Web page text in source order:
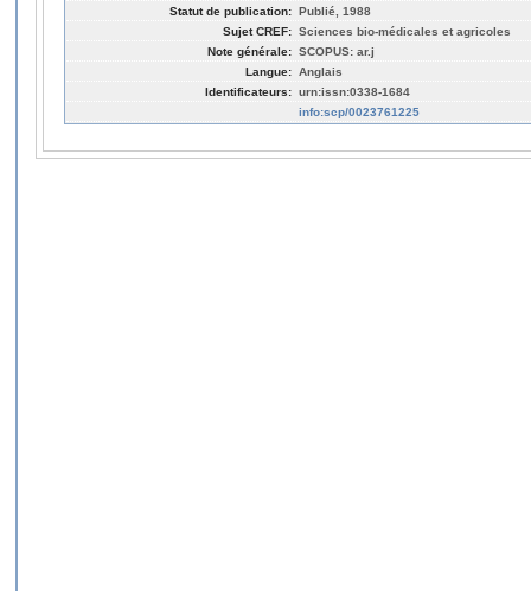
Statut de publication: Publié, 1988
Sujet CREF: Sciences bio-médicales et agricoles
Note générale: SCOPUS: ar.j
Langue: Anglais
Identificateurs: urn:issn:0338-1684
info:scp/0023761225